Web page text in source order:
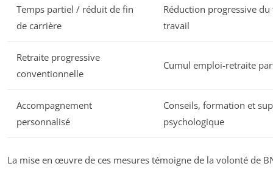
Temps partiel / réduit de fin
de carrière
Réduction progressive
travail
Retraite progressive
conventionnelle
Cumul emploi-retraite
Accompagnement
personnalisé
Conseils, formation et
psychologique
La mise en œuvre de ces mesures témoigne de la volonté de